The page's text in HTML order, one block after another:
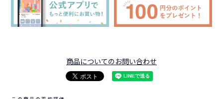
商品についてのお問い合わせ